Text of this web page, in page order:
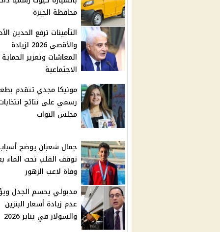
محافظة الجيزة
التأمينات ترفع الحدين
والأقصى 2026 لزيادة
المعاشات وتعزيز الحماية
الاجتماعية
مونيكا مجدي تتقدم
رسمي على نتائج
مجلس النواب
جمال شعبان يوضح
توقف القلب تحت الماء
وفاة لاعب الزهور
مدبولي يحسم الجدل
عدم زيادة أسعار البنزين
والسولار في يناير 2026